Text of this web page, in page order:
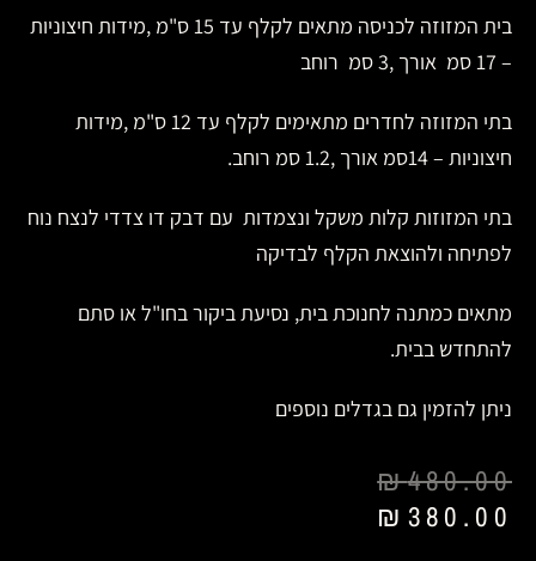
בית המזוזה לכניסה מתאים לקלף עד 15 ס"מ ,מידות חיצוניות
– 17 סמ אורך ,3 סמ רוחב
בתי המזוזה לחדרים מתאימים לקלף עד 12 ס"מ ,מידות
חיצוניות – 14סמ אורך ,1.2 סמ רוחב.
בתי המזוזות קלות משקל ונצמדות עם דבק דו צדדי לנצח נוח
לפתיחה ולהוצאת הקלף לבדיקה
מתאים כמתנה לחנוכת בית, נסיעת ביקור בחו"ל או סתם
להתחדש בבית.
ניתן להזמין גם בגדלים נוספים
₪480.00
₪ 380.00